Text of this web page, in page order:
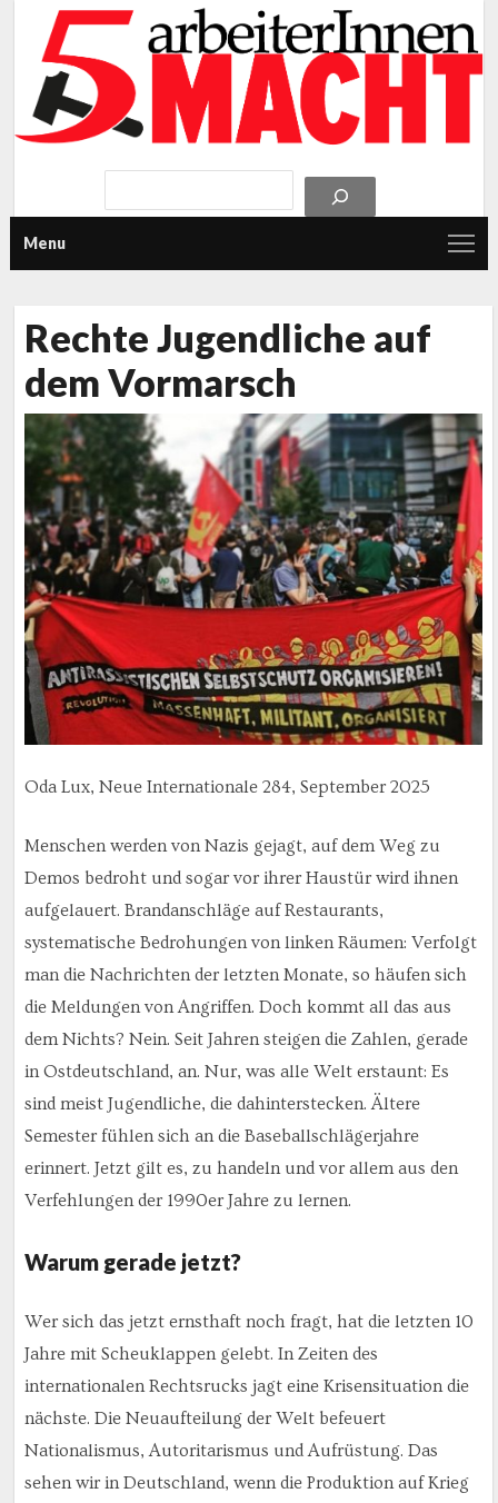
Menu
Rechte Jugendliche auf
dem Vormarsch
Oda Lux, Neue Internationale 284, September 2025
Menschen werden von Nazis gejagt, auf dem Weg zu
Demos bedroht und sogar vor ihrer Haustür wird ihnen
aufgelauert. Brandanschläge auf Restaurants,
systematische Bedrohungen von linken Räumen: Verfolgt
man die Nachrichten der letzten Monate, so häufen sich
die Meldungen von Angriffen. Doch kommt all das aus
dem Nichts? Nein. Seit Jahren steigen die Zahlen, gerade
in Ostdeutschland, an. Nur, was alle Welt erstaunt: Es
sind meist Jugendliche, die dahinterstecken. Ältere
Semester fühlen sich an die Baseballschlägerjahre
erinnert. Jetzt gilt es, zu handeln und vor allem aus den
Verfehlungen der 1990er Jahre zu lernen.
Warum gerade jetzt?
Wer sich das jetzt ernsthaft noch fragt, hat die letzten 10
Jahre mit Scheuklappen gelebt. In Zeiten des
internationalen Rechtsrucks jagt eine Krisensituation die
nächste. Die Neuaufteilung der Welt befeuert
Nationalismus, Autoritarismus und Aufrüstung. Das
sehen wir in Deutschland, wenn die Produktion auf Krieg